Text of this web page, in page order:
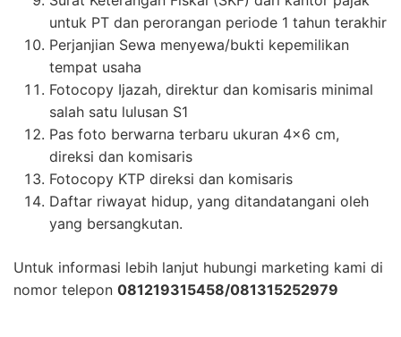
untuk PT dan perorangan periode 1 tahun terakhir
Perjanjian Sewa menyewa/bukti kepemilikan
tempat usaha
Fotocopy Ijazah, direktur dan komisaris minimal
salah satu lulusan S1
Pas foto berwarna terbaru ukuran 4×6 cm,
direksi dan komisaris
Fotocopy KTP direksi dan komisaris
Daftar riwayat hidup, yang ditandatangani oleh
yang bersangkutan.
Untuk informasi lebih lanjut hubungi marketing kami di
nomor telepon 081219315458/081315252979